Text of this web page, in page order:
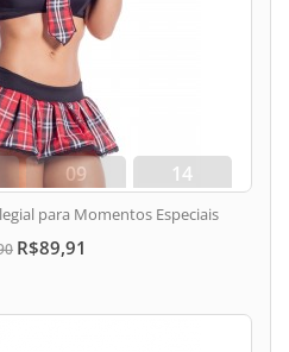
09
min
13
seg
para Momentos Especiais
R$89,91